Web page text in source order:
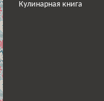
Кулинарная книга